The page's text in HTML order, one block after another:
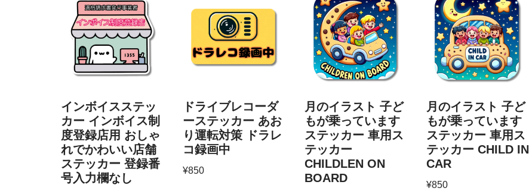
インボイスステッ
カー インボイス制
度登録店用 おしゃ
れでかわいい店舗
ステッカー 登録番
号入力欄なし
ドライブレコーダ
ーステッカー あお
り運転対策 ドラレ
コ録画中
¥850
月のイラスト 子ど
もが乗っています
ステッカー 車用ス
テッカー
CHILDLEN ON
BOARD
月のイラスト 子ど
もが乗っています
ステッカー 車用ス
テッカー CHILD IN
CAR
¥850